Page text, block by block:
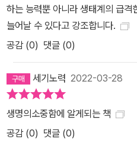
명은 약 35억 년 전 심해 열수구
변 암석의 미세한 구멍과 화산 활동
나서 최초의 진정한 세포가 출현했
우리가 보는 것과 같은 엄청나게 다양한
명이 무엇인지를 이해하는 것이 단
그치는 것이 아니라 인류가 지구의
이 이해하도록 독자들을 이끌고, 지
하는 능력뿐 아니라 생태계의 급격
늘어날 수 있다고 강조합니다.
공감 (0) 댓글 (0)
세기노력 2022-03-28
생명의소중함에 알게되는 책
공감 (0) 댓글 (0)